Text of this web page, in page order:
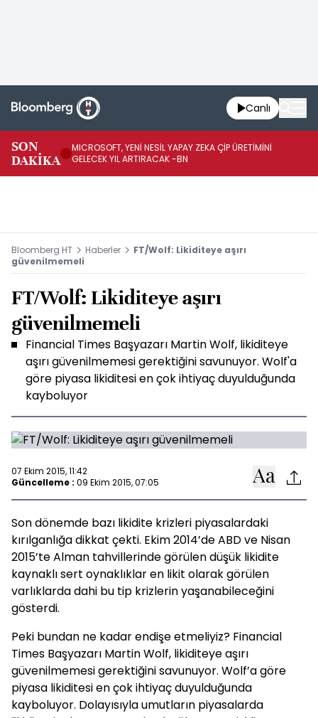
Canlı
SON
DAKİKA
MICROSOFT, YENİ NESİL YAPAY ZEKA ÇİP ÜRETİMİNİ
GELECEK YIL ARTIRACAK -BN
Bloomberg HT Haberler
FT/Wolf: Likiditeye aşırı
güvenilmemeli
FT/Wolf: Likiditeye aşırı
güvenilmemeli
Financial Times Başyazarı Martin Wolf, likiditeye
aşırı güvenilmemesi gerektiğini savunuyor. Wolf'a
göre piyasa likiditesi en çok ihtiyaç duyulduğunda
kayboluyor
07 Ekim 2015, 11:42
Güncelleme : 09 Ekim 2015, 07:05
Son dönemde bazı likidite krizleri piyasalardaki
kırılganlığa dikkat çekti. Ekim 2014’de ABD ve Nisan
2015’te Alman tahvillerinde görülen düşük likidite
kaynaklı sert oynaklıklar en likit olarak görülen
varlıklarda dahi bu tip krizlerin yaşanabileceğini
gösterdi.
Peki bundan ne kadar endişe etmeliyiz? Financial
Times Başyazarı Martin Wolf, likiditeye aşırı
güvenilmemesi gerektiğini savunuyor. Wolf’a göre
piyasa likiditesi en çok ihtiyaç duyulduğunda
kayboluyor. Dolayısıyla umutların piyasalarda